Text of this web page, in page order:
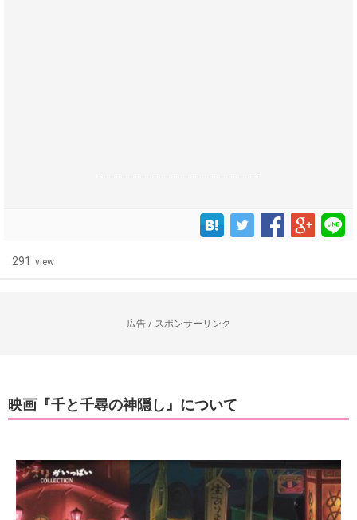
------------------------------------------------------------------
291 view
広告 / スポンサーリンク
映画『千と千尋の神隠し』について